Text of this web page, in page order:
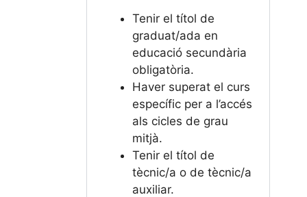
Tenir el títol de
graduat/ada en
educació secundària
obligatòria.
Haver superat el curs
específic per a l’accés
als cicles de grau
mitjà.
Tenir el títol de
tècnic/a o de tècnic/a
auxiliar.